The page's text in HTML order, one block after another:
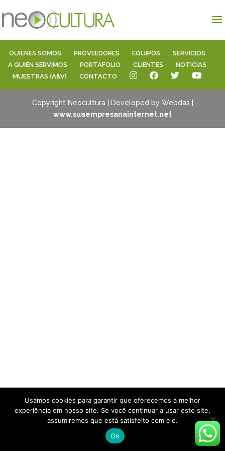
QUIENES SOMOS PROVEEDORES EQUIPOS
SERVICIOS
A QUIÉN SERVIMOS
PORTAFOLIO CLIENTES
NOTICIAS
MUESTRAS (A&V)
CONTACTO
Copyright Neocultura | Developed by Webdas |
www.suaempresanainternet.net
Usamos cookies para garantir que oferecemos a melhor
experiência em nosso site. Se você continuar a usar este site,
assumiremos que está satisfeito com ele.
Ok